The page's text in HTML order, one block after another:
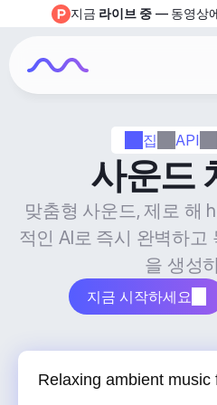
집 API
사운드
맞춤형 사운드, 제로 해
적인 AI로 즉시 완벽하고
을 생성
지금 시작하세요
지금 라이브 중 — 동영상